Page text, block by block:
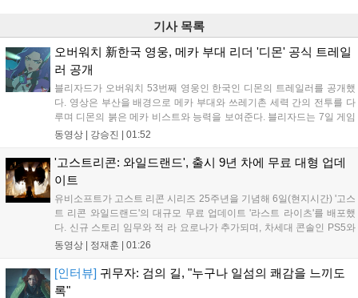
기사 목록
오버워치 新한국 영웅, 메카 부대 리더 '디몬' 공식 트레일
러 공개
블리자드가 오버워치 53번째 영웅인 한국인 디몬의 트레일러를 공개했
다. 영상은 부산을 배경으로 메카 부대와 쓰레기촌 세력 간의 전투를 다
루며 디몬의 붉은 메카 비스트와 능력을 보여준다. 블리자드는 7일 게임
플레이 영상 공개를 시작으로 10일 시즌4 트레일러를 선보이며, 11일 시
론의 대립이 본격화될 전망이다....
동영상 | 강승진 | 01:52
'고스트리콘: 와일드랜드', 출시 9년 차에 무료 대형 업데
이트
유비소프트가 고스트 리콘 시리즈 25주년을 기념해 6일(현지시간) '고스
트 리콘 와일드랜드'의 대규모 무료 업데이트 '라스트 라이츠'를 배포했
다. 신규 스토리 임무와 적 라 요로나가 추가되며, 차세대 콘솔인 PS5와
Xbox Series X|S에서 4K 60FPS를 지원한다. 또한 편의성 개선과 함께
리를 제공한다....
동영상 | 정재훈 | 01:26
[인터뷰] 귀무자: 검의 길, "누구나 일섬의 쾌감을 느끼도
록"